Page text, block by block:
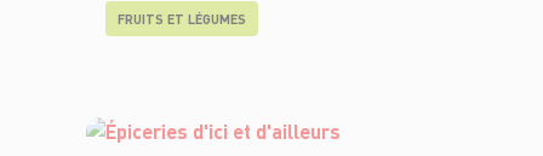
FRUITS ET LÉGUMES